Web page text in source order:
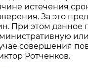
истечения
За это
При этом
совершения
Ротченков.